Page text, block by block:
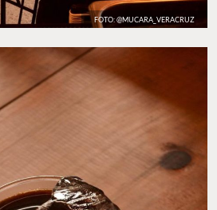
FOTO: @MUCARA_VERACRUZ